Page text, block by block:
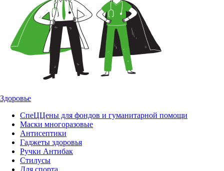
Здоровье
СпеЦЦены для фондов и гуманитарной помощи
Маски многоразовые
Антисептики
Гаджеты здоровья
Ручки Антибак
Стилусы
Для спорта